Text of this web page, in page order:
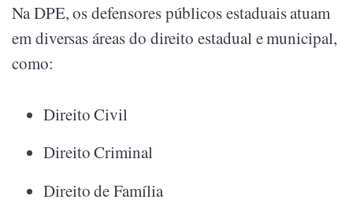
Na DPE, os defensores públicos estaduais atuam
em diversas áreas do direito estadual e municipal,
como:
Direito Civil
Direito Criminal
Direito de Família